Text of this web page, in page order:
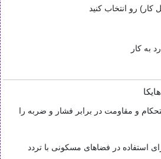
رو انتخاب کنید
به کار
و مقاومت در برابر فشار و ضربه را
استفاده در فضاهای مسکونی با تردد